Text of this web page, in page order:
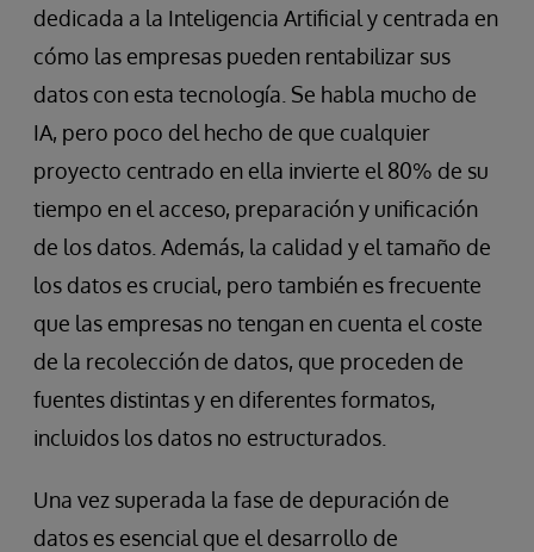
dedicada a la Inteligencia Artificial y centrada en
cómo las empresas pueden rentabilizar sus
datos con esta tecnología. Se habla mucho de
IA, pero poco del hecho de que cualquier
proyecto centrado en ella invierte el 80% de su
tiempo en el acceso, preparación y unificación
de los datos. Además, la calidad y el tamaño de
los datos es crucial, pero también es frecuente
que las empresas no tengan en cuenta el coste
de la recolección de datos, que proceden de
fuentes distintas y en diferentes formatos,
incluidos los datos no estructurados.
Una vez superada la fase de depuración de
datos es esencial que el desarrollo de